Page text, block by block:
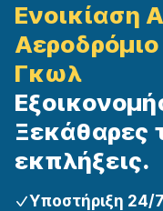
Ενοικίαση
Γκωλ
Ξεκάθαρες
εκπλήξεις.
Υποστήριξη 24/7